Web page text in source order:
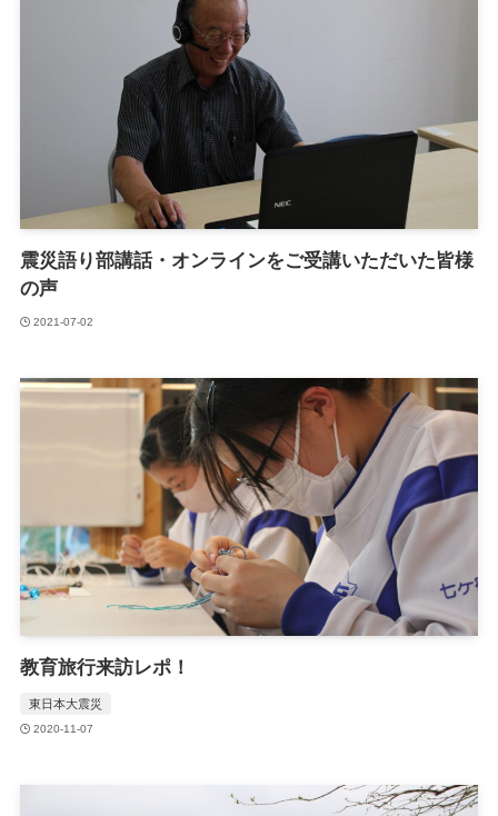
震災語り部講話・オンラインをご受講いただいた皆様
の声
2021-07-02
教育旅行来訪レポ！
東日本大震災
2020-11-07